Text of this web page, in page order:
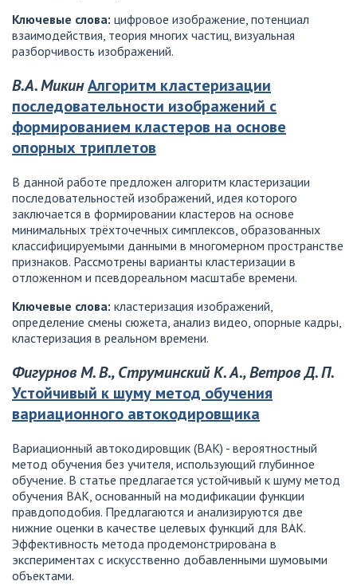
Ключевые слова: цифровое изображение, потенциал
взаимодействия, теория многих частиц, визуальная
разборчивость изображений.
В.А. МикинАлгоритм кластеризации
последовательности изображений с
формированием кластеров на основе
опорных триплетов
В данной работе предложен алгоритм кластеризации
последовательностей изображений, идея которого
заключается в формировании кластеров на основе
минимальных трёхточечных симплексов, образованных
классифицируемыми данными в многомерном пространстве
признаков. Рассмотрены варианты кластеризации в
отложенном и псевдореальном масштабе времени.
Ключевые слова: кластеризация изображений,
определение смены сюжета, анализ видео, опорные кадры,
кластеризация в реальном времени.
Фигурнов М. В., Струминский К. А., Ветров Д. П.
Устойчивый к шуму метод обучения
вариационного автокодировщика
Вариационный автокодировщик (ВАК) - вероятностный
метод обучения без учителя, использующий глубинное
обучение. В статье предлагается устойчивый к шуму метод
обучения ВАК, основанный на модификации функции
правдоподобия. Предлагаются и анализируются две
нижние оценки в качестве целевых функций для ВАК.
Эффективность метода продемонстрирована в
экспериментах с искусственно добавленными шумовыми
объектами.